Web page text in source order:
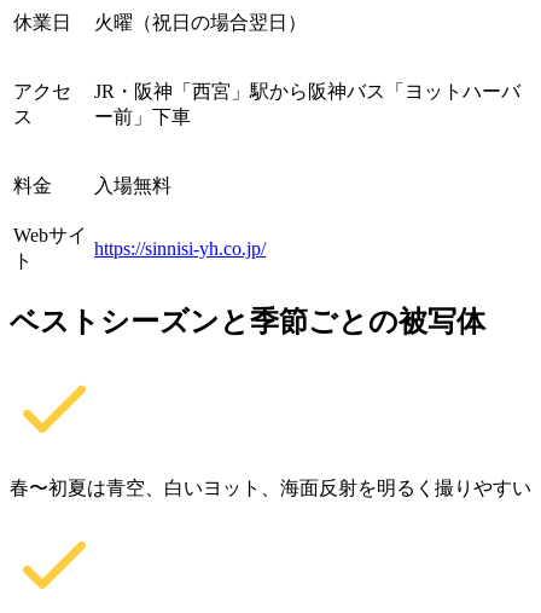
休業日 火曜（祝日の場合翌日）
アクセ
ス
JR・阪神「西宮」駅から阪神バス「ヨットハーバ
ー前」下車
料金 入場無料
Webサイ
ト
https://sinnisi-yh.co.jp/
ベストシーズンと季節ごとの被写体
春〜初夏は青空、白いヨット、海面反射を明るく撮りやすい